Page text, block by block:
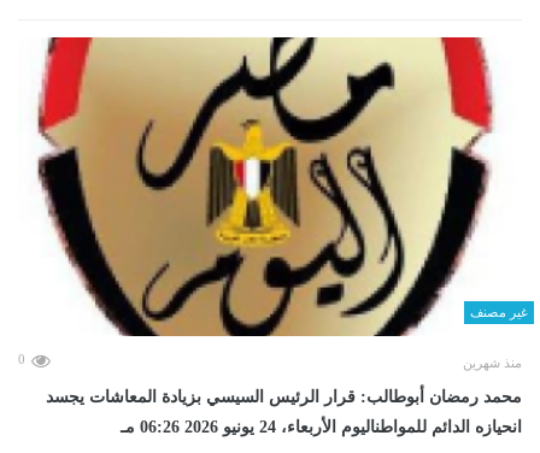
غير مصنف
منذ شهرين 0
محمد رمضان أبوطالب: قرار الرئيس السيسي بزيادة المعاشات يجسد
انحيازه الدائم للمواطناليوم الأربعاء، 24 يونيو 2026 06:26 مـ